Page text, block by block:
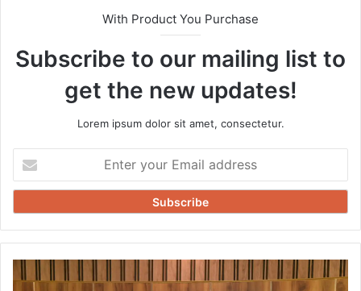
With Product You Purchase
Subscribe to our mailing list to
get the new updates!
Lorem ipsum dolor sit amet, consectetur.
your
Email
बिहपुर
में